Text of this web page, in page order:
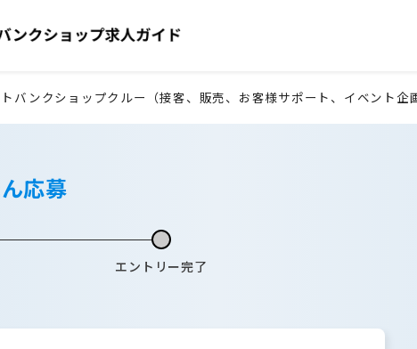
バンクショップクルー（接客、販売、お客様サポート、イベント企
応募
エントリー完了